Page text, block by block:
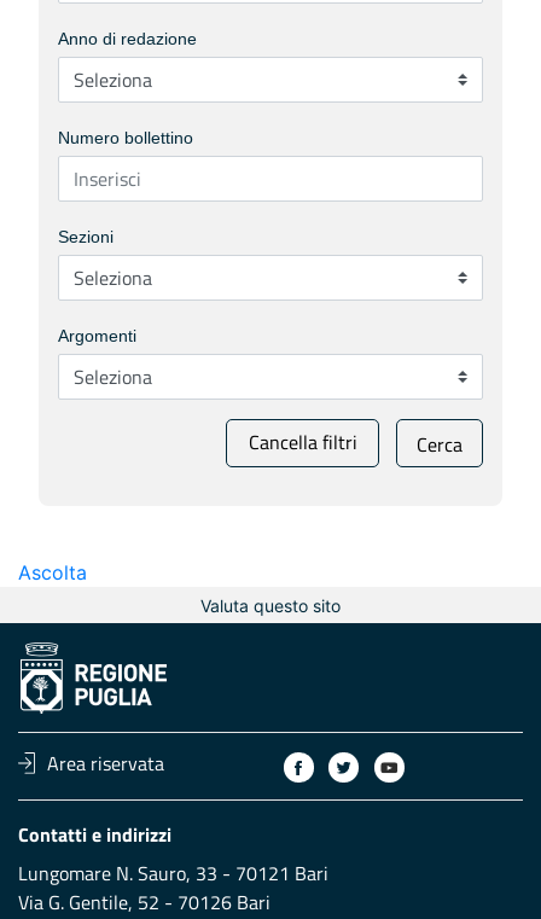
Anno di redazione
Numero bollettino
Sezioni
Argomenti
Cancella filtri Cerca
Ascolta
Valuta questo sito
Area riservata
Contatti e indirizzi
Lungomare N. Sauro, 33 - 70121 Bari
Via G. Gentile, 52 - 70126 Bari